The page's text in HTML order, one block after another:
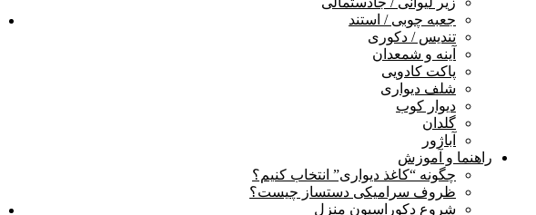
جعبه چوبی / استند
تندیس / دکوری
آینه و شمعدان
پاکت کادویی
شلف دیواری
دیوار کوب
گلدان
آباژور
راهنما و آموزش
چگونه “کاغذ دیواری” انتخاب کنیم؟
ظروف سرامیکی دستساز چیست؟
شروع دکوراسیون منزل